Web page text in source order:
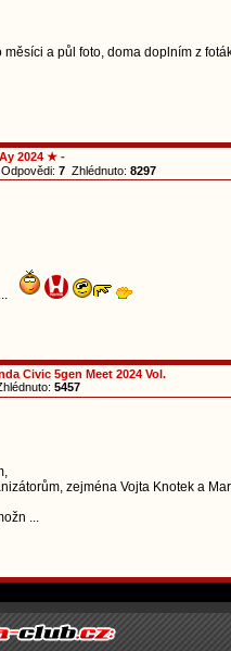
měsíci a půl foto, doma doplním z
2024 ★ -
Odpovědi: 7 Zhlédnuto: 8297
Civic 5gen Meet 2024 Vol.
5457
zejména Vojta Knotek a
...